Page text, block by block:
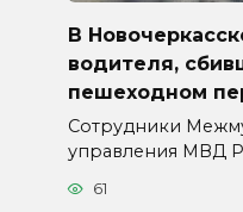
В
водителя,
пешеходном
Сотрудники
управления МВД
61